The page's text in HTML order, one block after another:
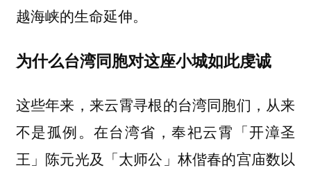
越海峡的生命延伸。
为什么台湾同胞对这座小城如此虔诚
这些年来，来云霄寻根的台湾同胞们，从来
不是孤例。在台湾省，奉祀云霄「开漳圣
王」陈元光及「太师公」林偕春的宫庙数以